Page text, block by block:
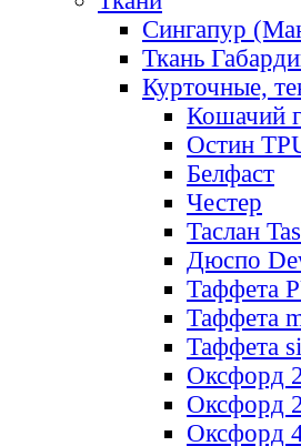
Сингапур
Ткань
Курточные,
Кошачий
Остин
Белфаст
Честер
Таслан
Дюспо
Таффета
Таффета
Таффета
Оксфорд
Оксфорд
Оксфорд